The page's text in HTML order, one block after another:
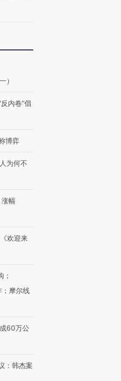
）
内卷”倡
博弈
为何不
幅
欢迎来
摩尔线
60万公
：韩杰案